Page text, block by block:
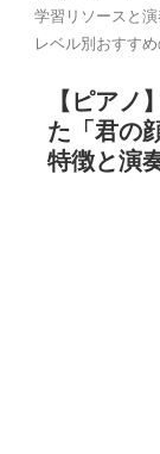
学習リソースと
レベル別おすす
【ピアノ
た「君の
特徴と演